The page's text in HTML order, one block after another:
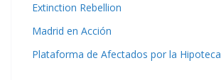
Extinction Rebellion
Madrid en Acción
Plataforma de Afectados por la Hipoteca